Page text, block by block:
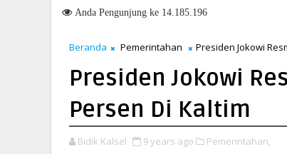
HUT ke-51, Indocement Perkuat Langkah Menuju
Anda Pengunjung ke 14.185.196
Beranda Pemerintahan Presiden Jokowi
Presiden Jokowi
Persen Di Kaltim
Bidik Kalsel 9 years ago Pemerintahan,